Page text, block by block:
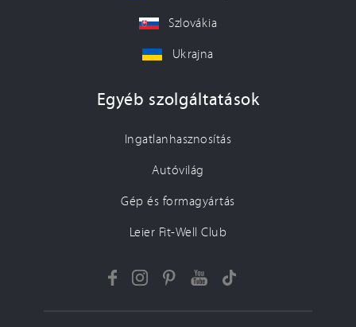
Szlovákia
Ukrajna
Egyéb szolgáltatások
Ingatlanhasznosítás
Autóvilág
Gép és formagyártás
Leier Fit-Well Club